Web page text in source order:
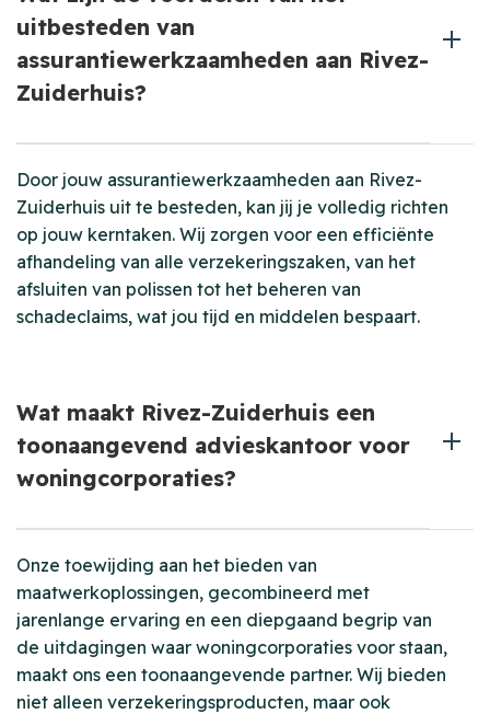
uitbesteden van
assurantiewerkzaamheden aan Rivez-
Zuiderhuis?
Door jouw assurantiewerkzaamheden aan Rivez-
Zuiderhuis uit te besteden, kan jij je volledig richten
op jouw kerntaken. Wij zorgen voor een efficiënte
afhandeling van alle verzekeringszaken, van het
afsluiten van polissen tot het beheren van
schadeclaims, wat jou tijd en middelen bespaart.
Wat maakt Rivez-Zuiderhuis een
toonaangevend advieskantoor voor
woningcorporaties?
Onze toewijding aan het bieden van
maatwerkoplossingen, gecombineerd met
jarenlange ervaring en een diepgaand begrip van
de uitdagingen waar woningcorporaties voor staan,
maakt ons een toonaangevende partner. Wij bieden
niet alleen verzekeringsproducten, maar ook